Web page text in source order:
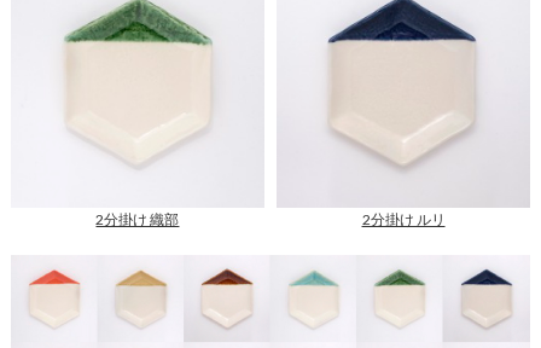
2分掛け 織部 2分掛け ルリ